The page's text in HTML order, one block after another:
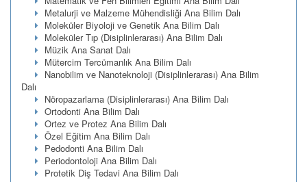
Metalurji ve Malzeme Mühendisliği Ana Bilim Dalı
Moleküler Biyoloji ve Genetik Ana Bilim Dalı
Moleküler Tıp (Disiplinlerarası) Ana Bilim Dalı
Müzik Ana Sanat Dalı
Mütercim Tercümanlık Ana Bilim Dalı
Nanobilim ve Nanoteknoloji (Disiplinlerarası) Ana Bilim
Dalı
Nöropazarlama (Disiplinlerarası) Ana Bilim Dalı
Ortodonti Ana Bilim Dalı
Ortez ve Protez Ana Bilim Dalı
Özel Eğitim Ana Bilim Dalı
Pedodonti Ana Bilim Dalı
Periodontoloji Ana Bilim Dalı
Protetik Diş Tedavi Ana Bilim Dalı